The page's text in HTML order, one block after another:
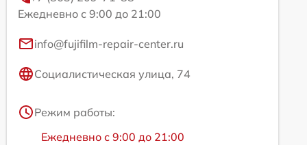
Ежедневно с 9:00 до 21:00
info@fujifilm-repair-center.ru
Социалистическая улица, 74
Режим работы:
Ежедневно с 9:00 до 21:00